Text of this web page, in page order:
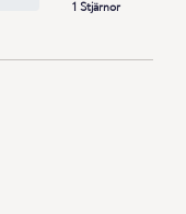
1 Stjärnor